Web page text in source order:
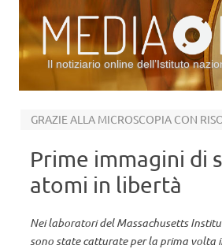
Il notiziario online dell’Istituto
Prime immagini di
atomi in libertà
Nei laboratori del Massachusetts
sono state catturate per la prima volta